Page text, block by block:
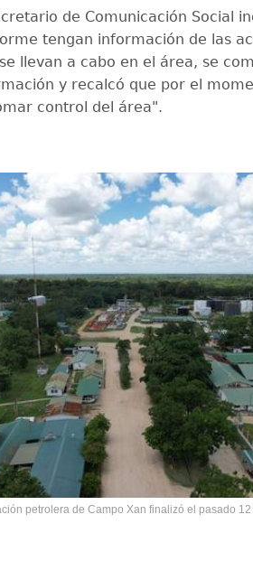
de Comunicación Social
tengan información de las
llevan a cabo en el área, se
y recalcó que por el
control del área".
petrolera de Campo Xan finalizó el pasado